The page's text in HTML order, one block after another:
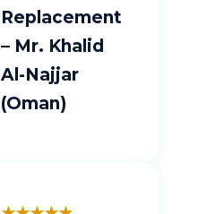
Replacement
– Mr. Khalid
Al-Najjar
(Oman)